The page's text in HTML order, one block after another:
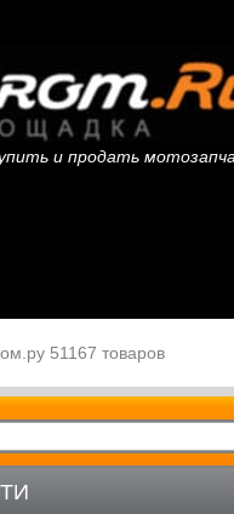
и продать
51167 товаров